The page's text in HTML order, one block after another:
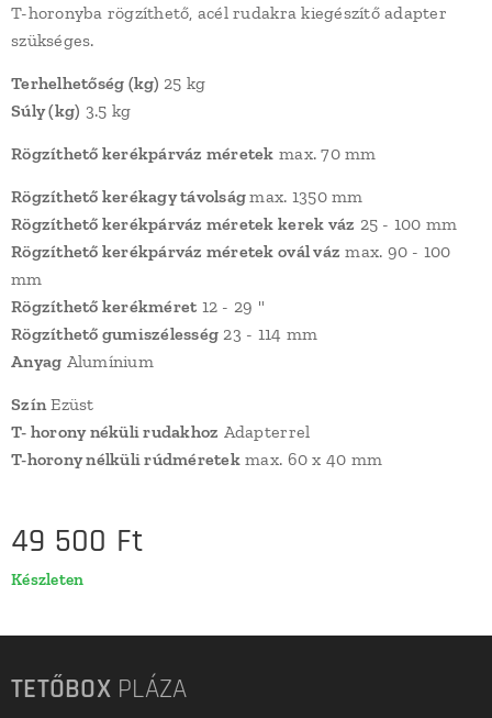
T-horonyba rögzíthető, acél rudakra kiegészítő adapter
szükséges.
Terhelhetőség (kg) 25 kg
Súly (kg) 3.5 kg
Rögzíthető kerékpárváz méretek max. 70 mm
Rögzíthető kerékagy távolságmax. 1350 mm
Rögzíthető kerékpárváz méretek kerek váz 25 - 100 mm
Rögzíthető kerékpárváz méretek ovál váz max. 90 - 100
mm
Rögzíthető kerékméret 12 - 29 "
Rögzíthető gumiszélesség 23 - 114 mm
Anyag Alumínium
SzínEzüst
T- horony néküli rudakhoz Adapterrel
T-horony nélküli rúdméretekmax. 60 x 40 mm
49 500 Ft
Készleten
TETŐBOX PLÁZA